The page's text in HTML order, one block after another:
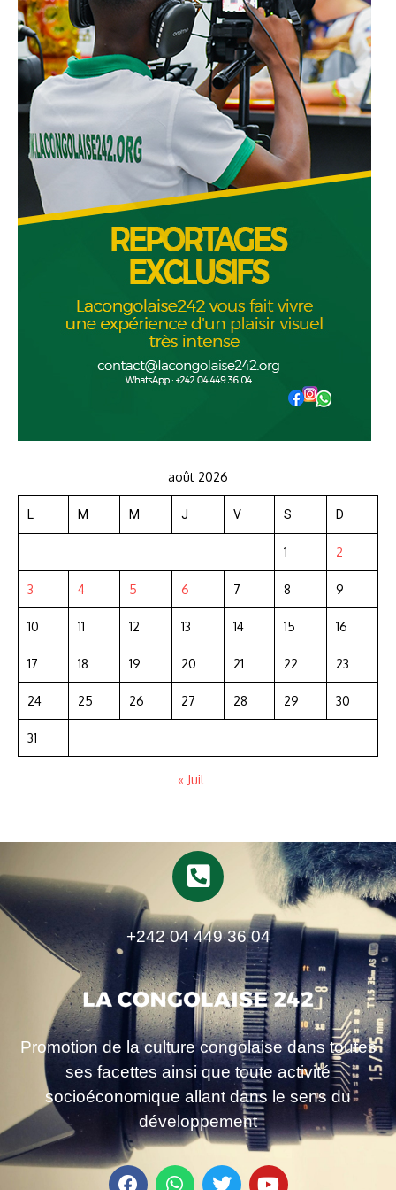
août 2026
L M M J V S D
1 2
3 4 5 6 7 8 9
10 11 12 13 14 15 16
17 18 19 20 21 22 23
24 25 26 27 28 29 30
31
« Juil
+242 04 449 36 04
Promotion de la culture congolaise dans toutes
ses facettes ainsi que toute activité
socioéconomique allant dans le sens du
développement